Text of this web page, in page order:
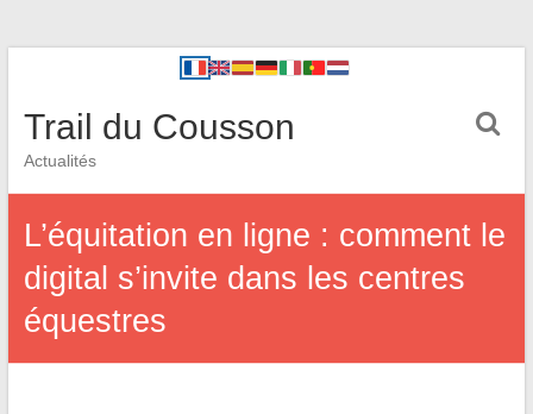
Trail du Cousson
Actualités
L’équitation en ligne : comment le
digital s’invite dans les centres
équestres